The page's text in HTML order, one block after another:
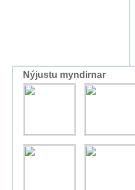
Nýjustu myndirnar